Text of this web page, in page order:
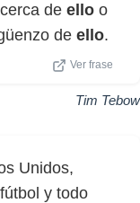
de ello o
de ello.
Ver frase
Tim Tebow
Unidos,
y todo